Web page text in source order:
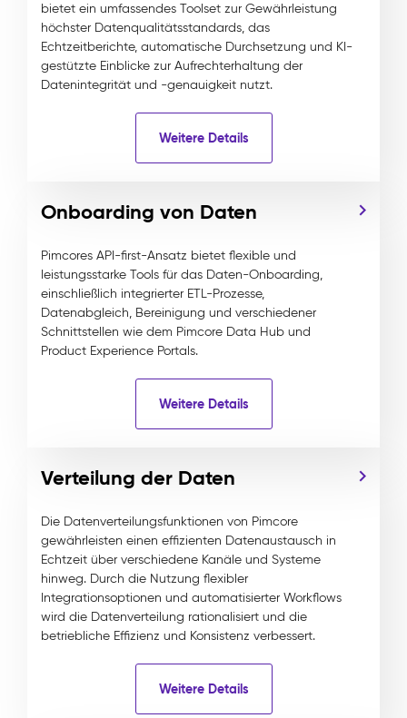
bietet ein umfassendes Toolset zur Gewährleistung
höchster Datenqualitätsstandards, das
Echtzeitberichte, automatische Durchsetzung und KI-
gestützte Einblicke zur Aufrechterhaltung der
Datenintegrität und -genauigkeit nutzt.
Weitere Details
Onboarding von Daten
Pimcores API-first-Ansatz bietet flexible und
leistungsstarke Tools für das Daten-Onboarding,
einschließlich integrierter ETL-Prozesse,
Datenabgleich, Bereinigung und verschiedener
Schnittstellen wie dem Pimcore Data Hub und
Product Experience Portals.
Weitere Details
Verteilung der Daten
Die Datenverteilungsfunktionen von Pimcore
gewährleisten einen effizienten Datenaustausch in
Echtzeit über verschiedene Kanäle und Systeme
hinweg. Durch die Nutzung flexibler
Integrationsoptionen und automatisierter Workflows
wird die Datenverteilung rationalisiert und die
betriebliche Effizienz und Konsistenz verbessert.
Weitere Details